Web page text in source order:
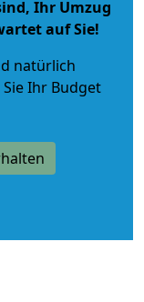
Ihr Umzug
auf Sie!
natürlich
Ihr Budget